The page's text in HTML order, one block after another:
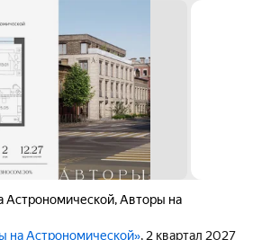
,Авторы на
на Астрономической», 2 квартал 2027